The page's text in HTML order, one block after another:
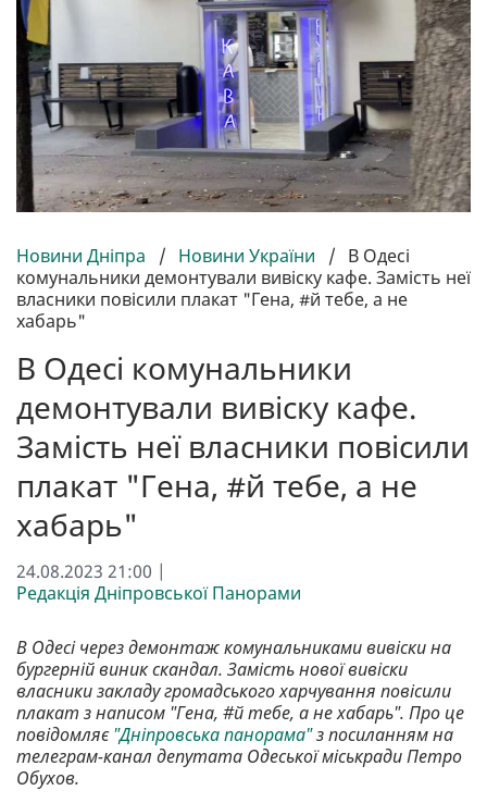
Новини Дніпра / Новини України / В Одесі
комунальники демонтували вивіску кафе. Замість неї
власники повісили плакат "Гена, #й тебе, а не
хабарь"
В Одесі комунальники
демонтували вивіску кафе.
Замість неї власники повісили
плакат "Гена, #й тебе, а не
хабарь"
24.08.2023 21:00 |
Редакція Дніпровської Панорами
В Одесі через демонтаж комунальниками вивіски на
бургерній виник скандал. Замість нової вивіски
власники закладу громадського харчування повісили
плакат з написом "Гена, #й тебе, а не хабарь". Про це
повідомляє"Дніпровська панорама"з посиланням на
телеграм-канал депутата Одеської міськради Петро
Обухов.